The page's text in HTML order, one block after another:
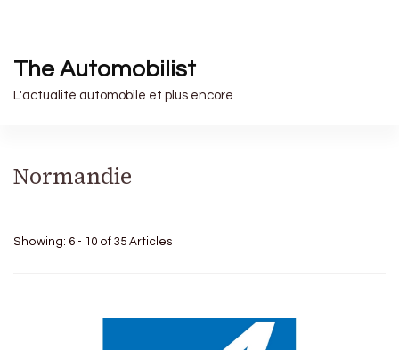
The Automobilist
L'actualité automobile et plus encore
Normandie
Showing: 6 - 10 of 35 Articles